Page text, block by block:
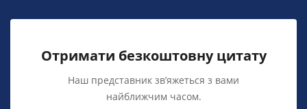
Отримати безкоштовну цитату
Наш представник зв’яжеться з вами
найближчим часом.